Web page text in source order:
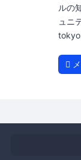
ルの
ュニ